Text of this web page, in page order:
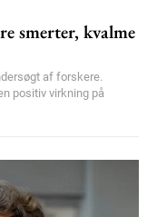
smerter, kvalme
af forskere.
positiv virkning på